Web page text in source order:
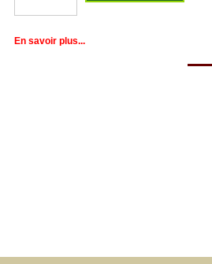
En savoir plus...